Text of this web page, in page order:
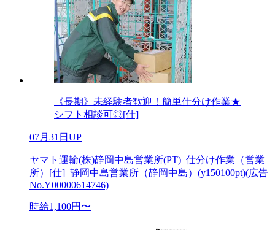
《長期》未経験者歓迎！簡単仕分け作業★
シフト相談可◎[仕]
07月31日UP
ヤマト運輸(株)静岡中島営業所(PT)_仕分け作業（営業
所）[仕]_静岡中島営業所（静岡中島）(y150100pt)(広告
No.Y00000614746)
時給1,100円〜